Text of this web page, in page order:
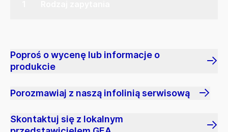
Poproś o wycenę lub informacje o
produkcie
Porozmawiaj z naszą infolinią serwisową
Skontaktuj się z lokalnym